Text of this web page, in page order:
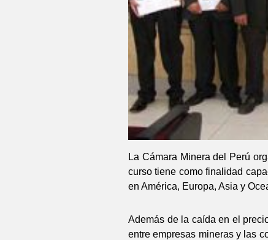
La Cámara Minera del Perú
curso tiene como finalidad
en América, Europa, Asia y
Además de la caída en el
entre empresas mineras y las